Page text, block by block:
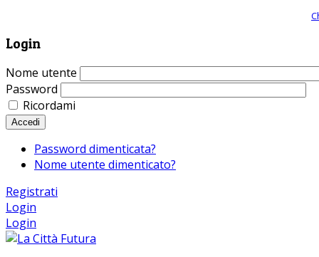
Login
Nome utente
Password
Ricordami
Accedi
Password dimenticata?
Nome utente dimenticato?
Registrati
Login
Login